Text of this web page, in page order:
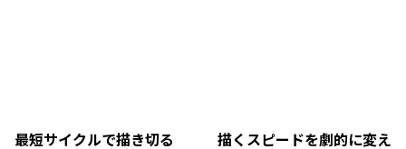
最短サイクルで描き切る
描くスピードを劇的に変え